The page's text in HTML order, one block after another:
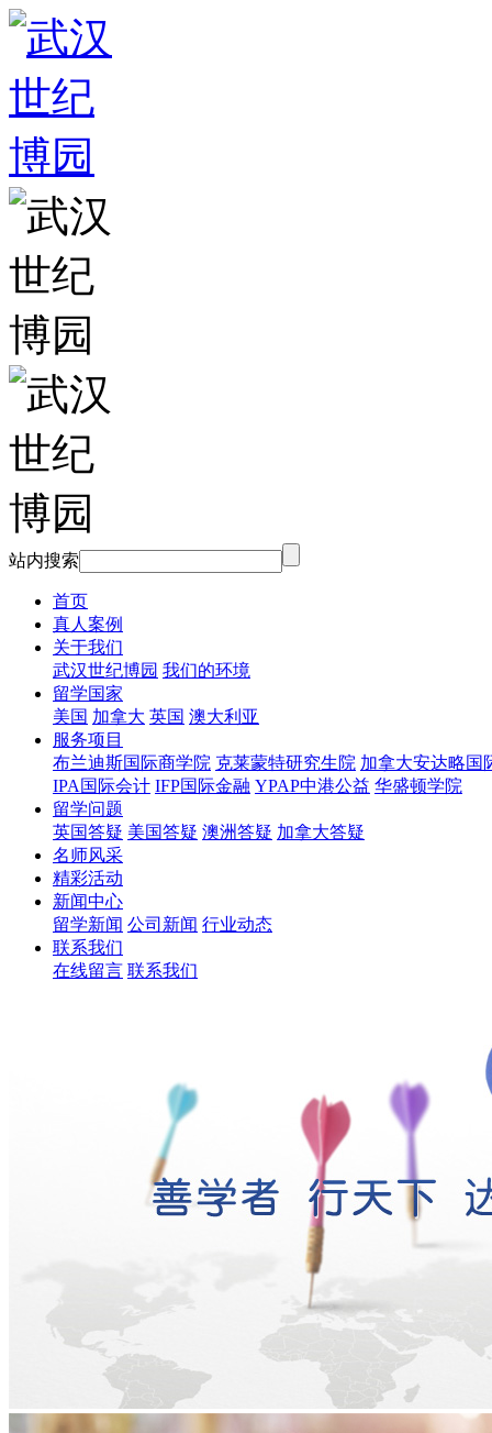
站内搜索
首页
真人案例
关于我们
武汉世纪博园 我们的环境
留学国家
美国 加拿大 英国 澳大利亚
服务项目
布兰迪斯国际商学院 克莱蒙特研究生院 加拿大安达略国
IPA国际会计 IFP国际金融 YPAP中港公益 华盛顿学院
留学问题
英国答疑 美国答疑 澳洲答疑 加拿大答疑
名师风采
精彩活动
新闻中心
留学新闻 公司新闻 行业动态
联系我们
在线留言 联系我们